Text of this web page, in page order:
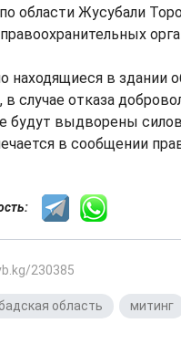
области Жусубали
находящиеся в здании
случае отказа
будут выдворены
в сообщении
230385
область митинг